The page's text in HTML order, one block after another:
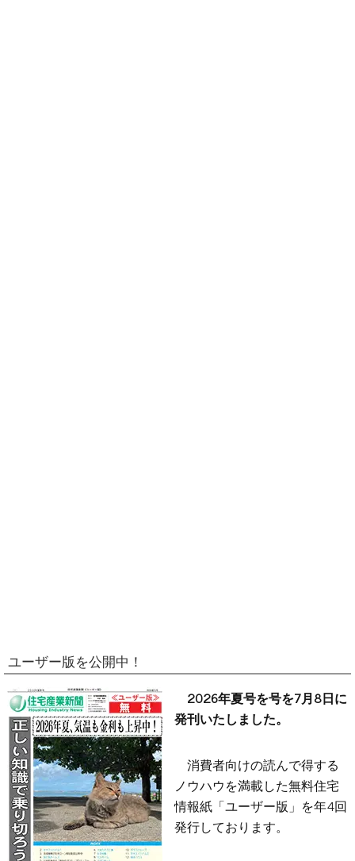
ユーザー版を公開中！
2026年夏号を号を7月8日に
発刊いたしました。
消費者向けの読んで得する
ノウハウを満載した無料住宅
情報紙「ユーザー版」を年4回
発行しております。